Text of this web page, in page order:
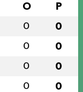
O P
0 0
0 0
0 0
0 0